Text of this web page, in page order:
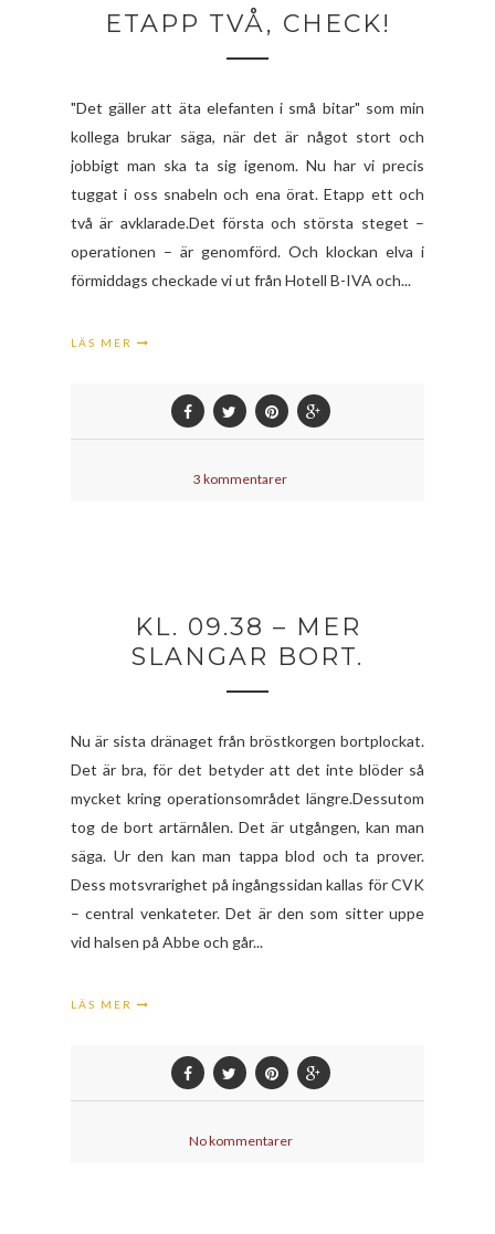
ETAPP TVÅ, CHECK!
"Det gäller att äta elefanten i små bitar" som min
kollega brukar säga, när det är något stort och
jobbigt man ska ta sig igenom. Nu har vi precis
tuggat i oss snabeln och ena örat. Etapp ett och
två är avklarade.Det första och största steget –
operationen – är genomförd. Och klockan elva i
förmiddags checkade vi ut från Hotell B-IVA och...
LÄS MER
3 kommentarer
KL. 09.38 – MER
SLANGAR BORT.
Nu är sista dränaget från bröstkorgen bortplockat.
Det är bra, för det betyder att det inte blöder så
mycket kring operationsområdet längre.Dessutom
tog de bort artärnålen. Det är utgången, kan man
säga. Ur den kan man tappa blod och ta prover.
Dess motsvrarighet på ingångssidan kallas för CVK
– central venkateter. Det är den som sitter uppe
vid halsen på Abbe och går...
LÄS MER
No kommentarer